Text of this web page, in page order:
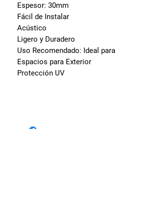
Espesor: 30mm
Fácil de Instalar
Acústico
Ligero y Duradero
Uso Recomendado: Ideal para
Espacios para Exterior
Protección UV